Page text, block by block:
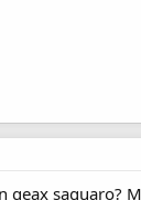
geax saguaro?